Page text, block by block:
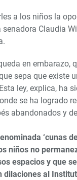
a los niños la
senadora Claudia
en embarazo,
sepa que existe
ley, explica, ha
se ha logrado
abandonados y
‘cunas
niños no
espacios y que
dilaciones al